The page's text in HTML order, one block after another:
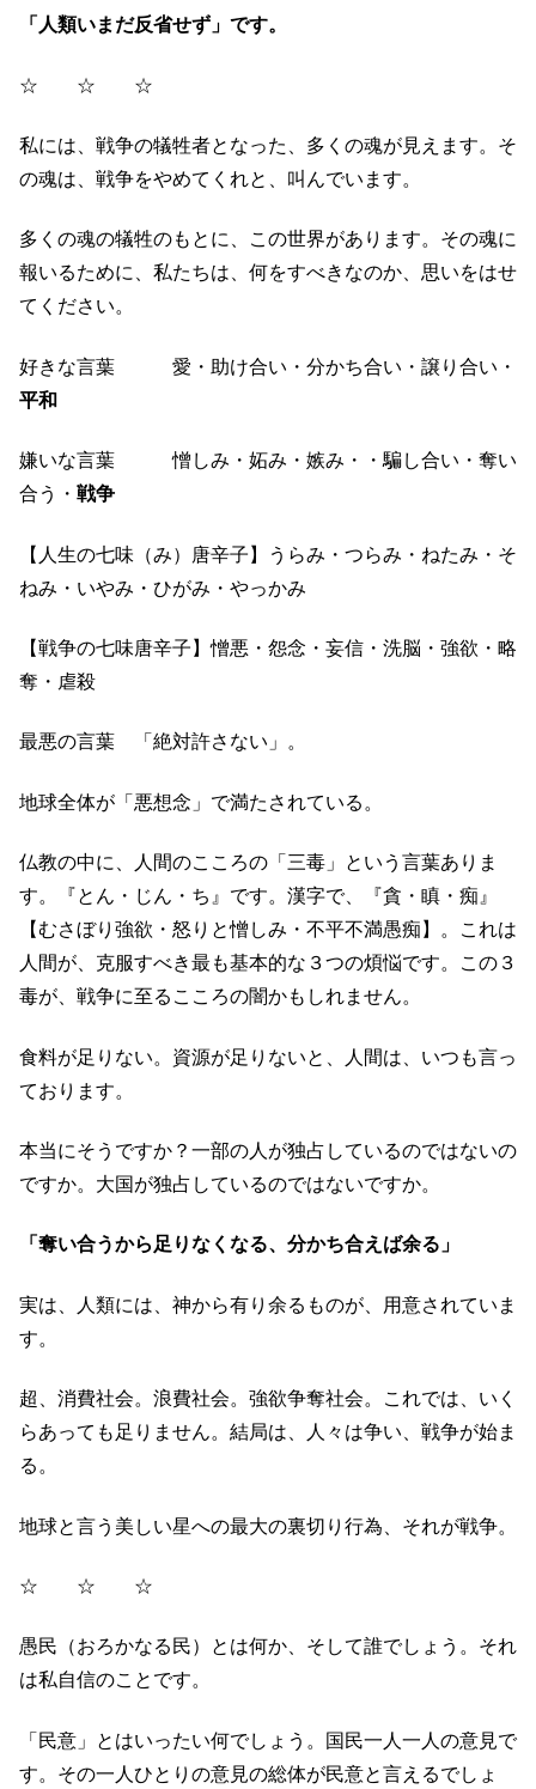
「人類いまだ反省せず」です。
☆ ☆ ☆
私には、戦争の犠牲者となった、多くの魂が見えます。そ
の魂は、戦争をやめてくれと、叫んでいます。
多くの魂の犠牲のもとに、この世界があります。その魂に
報いるために、私たちは、何をすべきなのか、思いをはせ
てください。
好きな言葉 愛・助け合い・分かち合い・譲り合い・
平和
嫌いな言葉 憎しみ・妬み・嫉み・・騙し合い・奪い
合う・ 戦争
【人生の七味（み）唐辛子】うらみ・つらみ・ねたみ・そ
ねみ・いやみ・ひがみ・やっかみ
【戦争の七味唐辛子】憎悪・怨念・妄信・洗脳・強欲・略
奪・虐殺
最悪の言葉 「絶対許さない」。
地球全体が「悪想念」で満たされている。
仏教の中に、人間のこころの「三毒」という言葉ありま
す。『とん・じん・ち』です。漢字で、『貪・瞋・痴』
【むさぼり強欲・怒りと憎しみ・不平不満愚痴】。これは
人間が、克服すべき最も基本的な３つの煩悩です。この３
毒が、戦争に至るこころの闇かもしれません。
食料が足りない。資源が足りないと、人間は、いつも言っ
ております。
本当にそうですか？一部の人が独占しているのではないの
ですか。大国が独占しているのではないですか。
「奪い合うから足りなくなる、分かち合えば余る」
実は、人類には、神から有り余るものが、用意されていま
す。
超、消費社会。浪費社会。強欲争奪社会。これでは、いく
らあっても足りません。結局は、人々は争い、戦争が始ま
る。
地球と言う美しい星への最大の裏切り行為、それが戦争。
☆ ☆ ☆
愚民（おろかなる民）とは何か、そして誰でしょう。それ
は私自信のことです。
「民意」とはいったい何でしょう。国民一人一人の意見で
す。その一人ひとりの意見の総体が民意と言えるでしょ